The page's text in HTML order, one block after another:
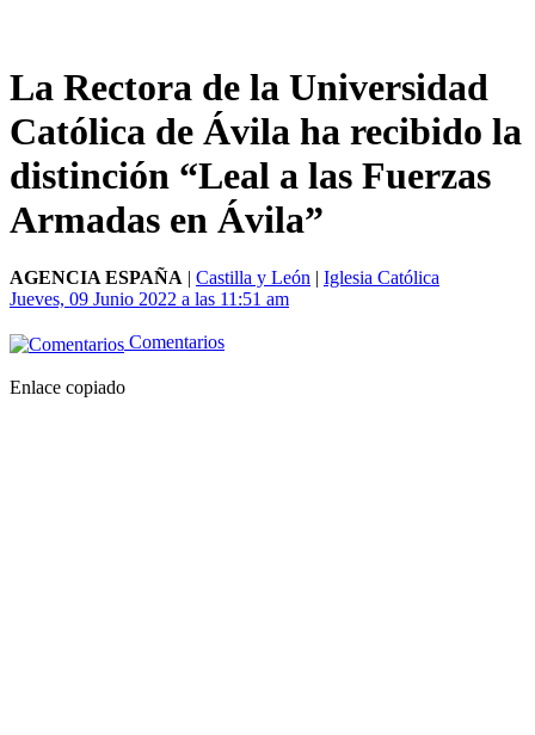
La Rectora de la Universidad
Católica de Ávila ha recibido la
distinción “Leal a las Fuerzas
Armadas en Ávila”
AGENCIA ESPAÑA | Castilla y León | Iglesia Católica
Jueves, 09 Junio 2022 a las 11:51 am
Comentarios
Enlace copiado